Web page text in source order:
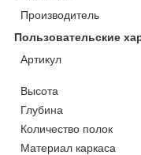
Производитель
Пользовательские
Артикул
Высота
Глубина
Количество полок
Материал каркаса